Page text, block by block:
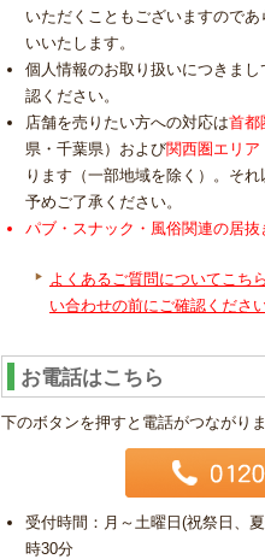
いただくこともございますので
いいたします。
個人情報のお取り扱いにつきまし
認ください。
店舗を売りたい方への対応は首都
県・千葉県）および関西圏エリア
ります（一部地域を除く）。そ
予めご了承ください。
パブ・スナック・風俗関連の居抜
よくあるご質問についてこち
い合わせの前にご確認ください
お電話はこちら
下のボタンを押すと電話がつながり
受付時間：月～土曜日(祝祭日、
時30分